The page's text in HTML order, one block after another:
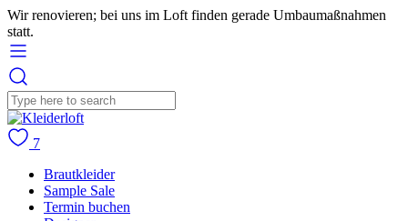
Wir renovieren; bei uns im Loft finden gerade Umbaumaßnahmen
statt.
7
Brautkleider
Sample Sale
Termin buchen